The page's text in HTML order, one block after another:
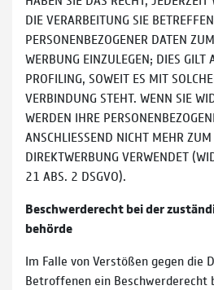
DIE VERARBEITUNG SIE
PERSONENBEZOGENER DATEN
WERBUNG EINZULEGEN; DIES GILT
PROFILING, SOWEIT ES MIT
VERBINDUNG STEHT. WENN SIE
WERDEN IHRE
ANSCHLIESSEND NICHT MEHR ZUM
DIREKTWERBUNG VERWENDET
21 ABS. 2 DSGVO).
Beschwerde­recht bei der
behörde
Im Falle von Verstößen gegen die
Betroffenen ein Beschwerderecht